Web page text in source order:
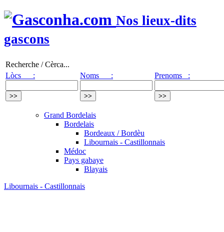
Nos lieux-dits
gascons
Recherche / Cèrca...
Lòcs :
Noms : Prenoms :
Grand Bordelais
Bordelais
Bordeaux / Bordèu
Libournais - Castillonnais
Médoc
Pays gabaye
Blayais
Libournais - Castillonnais